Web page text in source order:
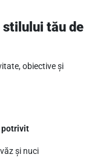
tău de
obiective și
potrivit
și nuci